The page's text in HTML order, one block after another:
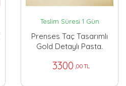
Teslim Süresi 1 Gün
Prenses Taç Tasarımlı
Gold Detaylı Pasta.
3300 ,00 TL